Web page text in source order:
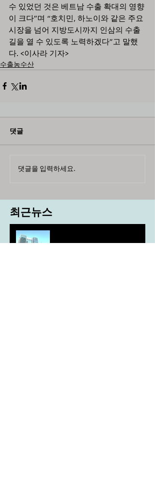
수 있었던 것은 베트남 수출 확대의 영향
이 크다”며 “호치민, 하노이와 같은 주요
시장을 넘어 지방도시까지 인삼의 수출
길을 열 수 있도록 노력하겠다”고 말했
다. <이사라 기자>
수출농수산
댓글
댓글을 입력하세요.
최근뉴스
4,717억원 지원